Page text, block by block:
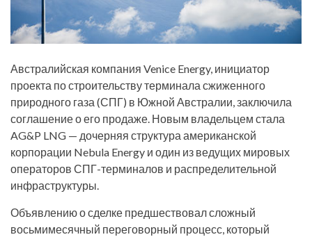
Австралийская компания Venice Energy, инициатор
проекта по строительству терминала сжиженного
природного газа (СПГ) в Южной Австралии, заключила
соглашение о его продаже. Новым владельцем стала
AG&P LNG — дочерняя структура американской
корпорации Nebula Energy и один из ведущих мировых
операторов СПГ-терминалов и распределительной
инфраструктуры.
Объявлению о сделке предшествовал сложный
восьмимесячный переговорный процесс, который